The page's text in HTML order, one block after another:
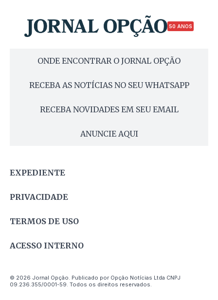
50 ANOS
ONDE ENCONTRAR O JORNAL OPÇÃO
RECEBA AS NOTÍCIAS NO SEU WHATSAPP
RECEBA NOVIDADES EM SEU EMAIL
ANUNCIE AQUI
EXPEDIENTE
PRIVACIDADE
TERMOS DE USO
ACESSO INTERNO
© 2026 Jornal Opção. Publicado por Opção Notícias Ltda CNPJ
09.236.355/0001-59. Todos os direitos reservados.